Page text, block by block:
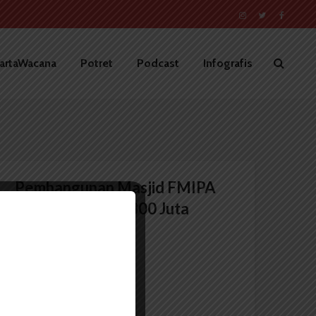
Potret Podcast Infografis
Pembangunan Masjid FMIPA
Kurang Dana Rp300 Juta